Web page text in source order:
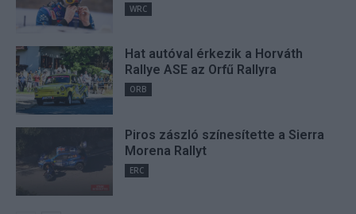
WRC
Hat autóval érkezik a Horváth
Rallye ASE az Orfű Rallyra
ORB
Piros zászló színesítette a Sierra
Morena Rallyt
ERC